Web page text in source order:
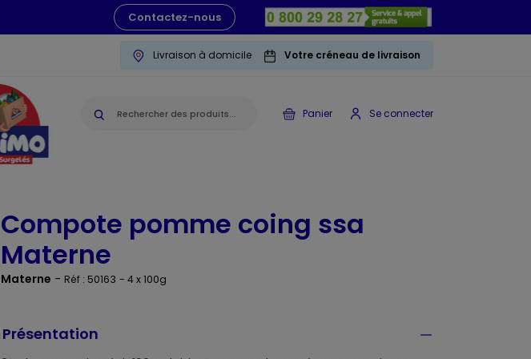
Contactez-nous
Livraison à domicile Votre créneau de livraison
Panier Se connecter
Compote pomme coing ssa
Materne
Materne - Réf : 50163 - 4 x 100g
Présentation